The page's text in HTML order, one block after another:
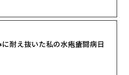
耐え抜いた私の水疱瘡闘病日